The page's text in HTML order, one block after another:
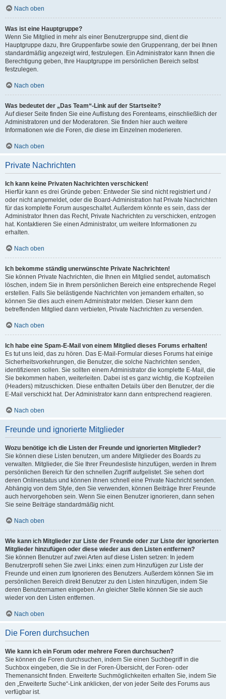
Nach oben
Was ist eine Hauptgruppe?
Wenn Sie Mitglied in mehr als einer Benutzergruppe sind, dient die
Hauptgruppe dazu, Ihre Gruppenfarbe sowie den Gruppenrang, der bei Ihnen
standardmäßig angezeigt wird, festzulegen. Ein Administrator kann Ihnen die
Berechtigung geben, Ihre Hauptgruppe im persönlichen Bereich selbst
festzulegen.
Nach oben
Was bedeutet der „Das Team“-Link auf der Startseite?
Auf dieser Seite finden Sie eine Auflistung des Forenteams, einschließlich der
Administratoren und der Moderatoren. Sie finden hier auch weitere
Informationen wie die Foren, die diese im Einzelnen moderieren.
Nach oben
Private Nachrichten
Ich kann keine Privaten Nachrichten verschicken!
Hierfür kann es drei Gründe geben: Entweder Sie sind nicht registriert und /
oder nicht angemeldet, oder die Board-Administration hat Private Nachrichten
für das komplette Forum ausgeschaltet. Außerdem könnte es sein, dass der
Administrator Ihnen das Recht, Private Nachrichten zu verschicken, entzogen
hat. Kontaktieren Sie einen Administrator, um weitere Informationen zu
erhalten.
Nach oben
Ich bekomme ständig unerwünschte Private Nachrichten!
Sie können Private Nachrichten, die Ihnen ein Mitglied sendet, automatisch
löschen, indem Sie in Ihrem persönlichen Bereich eine entsprechende Regel
erstellen. Falls Sie belästigende Nachrichten von jemandem erhalten, so
können Sie dies auch einem Administrator melden. Dieser kann dem
betreffenden Mitglied dann verbieten, Private Nachrichten zu versenden.
Nach oben
Ich habe eine Spam-E-Mail von einem Mitglied dieses Forums erhalten!
Es tut uns leid, das zu hören. Das E-Mail-Formular dieses Forums hat einige
Sicherheitsvorkehrungen, die Benutzer, die solche Nachrichten senden,
identifizieren sollen. Sie sollten einem Administrator die komplette E-Mail, die
Sie bekommen haben, weiterleiten. Dabei ist es ganz wichtig, die Kopfzeilen
(Headers) mitzuschicken. Diese enthalten Details über den Benutzer, der die
E-Mail verschickt hat. Der Administrator kann dann entsprechend reagieren.
Nach oben
Freunde und ignorierte Mitglieder
Wozu benötige ich die Listen der Freunde und ignorierten Mitglieder?
Sie können diese Listen benutzen, um andere Mitglieder des Boards zu
verwalten. Mitglieder, die Sie Ihrer Freundesliste hinzufügen, werden in Ihrem
persönlichen Bereich für den schnellen Zugriff aufgelistet. Sie sehen dort
deren Onlinestatus und können ihnen schnell eine Private Nachricht senden.
Abhängig von dem Style, den Sie verwenden, können Beiträge Ihrer Freunde
auch hervorgehoben sein. Wenn Sie einen Benutzer ignorieren, dann sehen
Sie seine Beiträge standardmäßig nicht.
Nach oben
Wie kann ich Mitglieder zur Liste der Freunde oder zur Liste der ignorierten
Mitglieder hinzufügen oder diese wieder aus den Listen entfernen?
Sie können Benutzer auf zwei Arten auf diese Listen setzen: In jedem
Benutzerprofil sehen Sie zwei Links: einen zum Hinzufügen zur Liste der
Freunde und einen zum Ignorieren des Benutzers. Außerdem können Sie im
persönlichen Bereich direkt Benutzer zu den Listen hinzufügen, indem Sie
deren Benutzernamen eingeben. An gleicher Stelle können Sie sie auch
wieder von den Listen entfernen.
Nach oben
Die Foren durchsuchen
Wie kann ich ein Forum oder mehrere Foren durchsuchen?
Sie können die Foren durchsuchen, indem Sie einen Suchbegriff in die
Suchbox eingeben, die Sie in der Foren-Übersicht, der Foren- oder
Themenansicht finden. Erweiterte Suchmöglichkeiten erhalten Sie, indem Sie
den „Erweiterte Suche“-Link anklicken, der von jeder Seite des Forums aus
verfügbar ist.